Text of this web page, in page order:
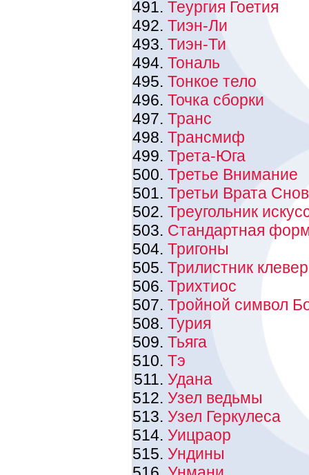
Теургия Гоетия
Тиэн-Ли
Тиэн-Ти
Тональ
Тонкое тело
Точка сборки
Транс
Трансмиф
Трета-Юга
Третье Внимание
Третьи Врата
Треугольник
Стандартная
Тригоны
Трилистник
Трихтиос
Тройной символ
Турия
Тьяга
Тэ
Удана
Узел ведьмы
Узел Геркулеса
Уицраор
Ундины